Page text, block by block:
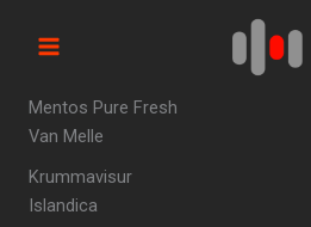
Mentos Pure Fresh
Van Melle
Krummavisur
Islandica